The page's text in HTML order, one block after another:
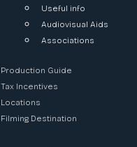
Useful info
Audiovisual Aids
Associations
Production Guide
Tax Incentives
Locations
Filming Destination